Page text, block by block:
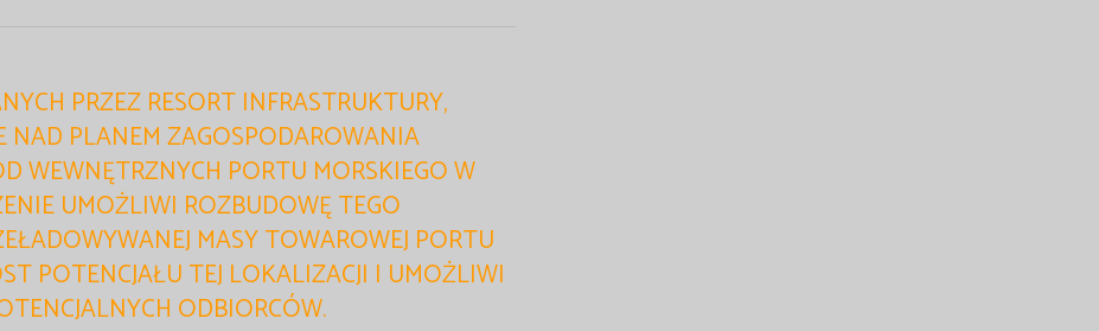
PRZEZ RESORT INFRASTRUKTURY,
NAD PLANEM ZAGOSPODAROWANIA
WEWNĘTRZNYCH PORTU MORSKIEGO W
UMOŻLIWI ROZBUDOWĘ TEGO
MASY TOWAROWEJ PORTU
POTENCJAŁU TEJ LOKALIZACJI I UMOŻLIWI
ODBIORCÓW.